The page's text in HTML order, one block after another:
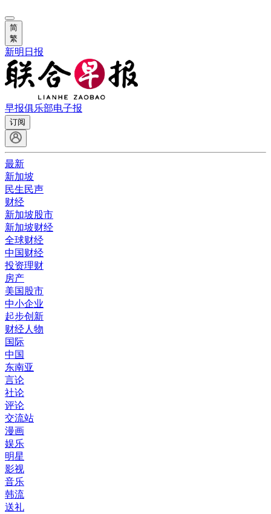
简
繁
新明日报
早报俱乐部电子报
订阅
最新
新加坡
民生民声
财经
新加坡股市
新加坡财经
全球财经
中国财经
投资理财
房产
美国股市
中小企业
起步创新
财经人物
国际
中国
东南亚
言论
社论
评论
交流站
漫画
娱乐
明星
影视
音乐
韩流
送礼